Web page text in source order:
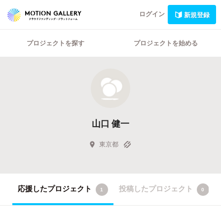
ログイン 新規登録
プロジェクトを探す プロジェクトを始める
山口 健一
東京都
応援したプロジェクト 1 投稿したプロジェクト 0